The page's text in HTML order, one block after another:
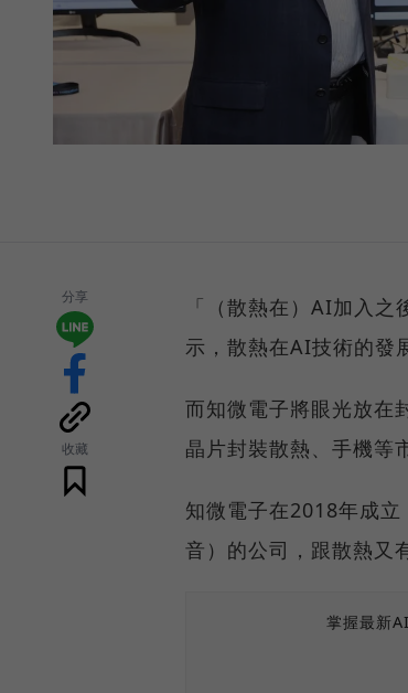
分享
收藏
「（散熱在）AI加入
示，散熱在AI技術的發
而知微電子將眼光放在
晶片封裝散熱、手機等
知微電子在2018年成
音）的公司，跟散熱又
掌握最新